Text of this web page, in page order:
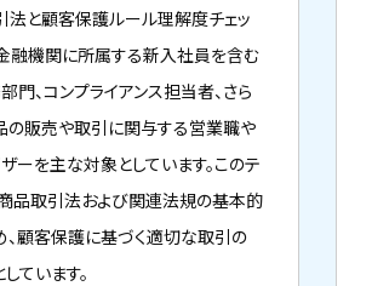
と顧客保護ルール理解度チェッ
融機関に所属する新入社員を含む
門、コンプライアンス担当者、さら
の販売や取引に関与する営業職や
ーを主な対象としています。このテ
品取引法および関連法規の基本的
顧客保護に基づく適切な取引の
ています。